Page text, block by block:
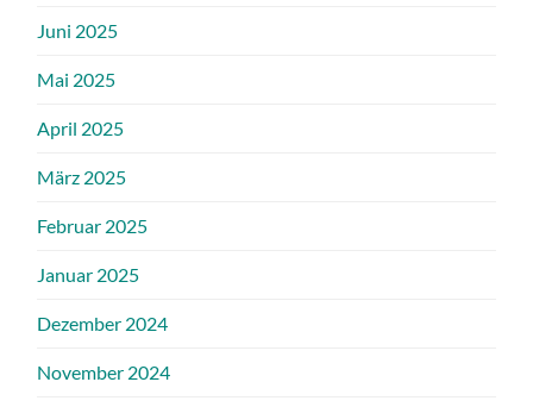
Juni 2025
Mai 2025
April 2025
März 2025
Februar 2025
Januar 2025
Dezember 2024
November 2024